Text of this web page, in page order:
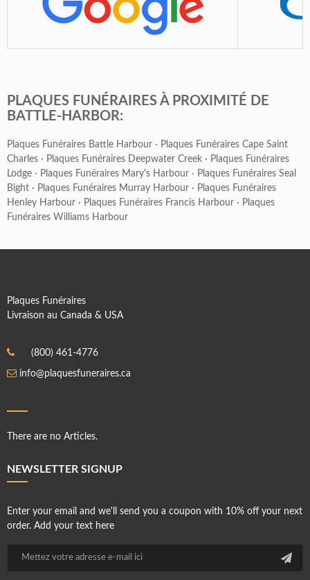
PLAQUES FUNÉRAIRES À PROXIMITÉ DE
BATTLE-HARBOR:
Plaques Funéraires Battle Harbour · Plaques Funéraires Cape Saint
Charles · Plaques Funéraires Deepwater Creek · Plaques Funéraires
Lodge · Plaques Funéraires Mary's Harbour · Plaques Funéraires Seal
Bight · Plaques Funéraires Murray Harbour · Plaques Funéraires
Henley Harbour · Plaques Funéraires Francis Harbour · Plaques
Funéraires Williams Harbour
Plaques Funéraires
Livraison au Canada & USA
(800) 461-4776
info@plaquesfuneraires.ca
There are no Articles.
NEWSLETTER SIGNUP
Enter your email and we'll send you a coupon with 10% off your next
order. Add your text here